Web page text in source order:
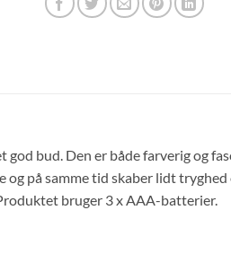
bud. Den er både farverig og
på samme tid skaber lidt
bruger 3 x AAA-batterier.